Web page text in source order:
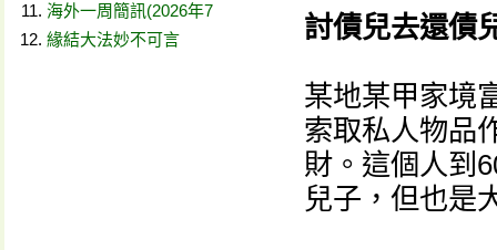
海外一周簡訊(2026年7
緣結大法妙不可言
討債兒去還債
某地某甲家境
索取私人物品
財。這個人到
兒子，但也是